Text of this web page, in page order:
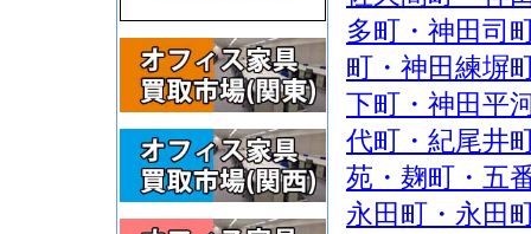
多町・神田司
町・神田練塀
下町・神田平
代町・紀尾井
苑・麹町・五
永田町・永田